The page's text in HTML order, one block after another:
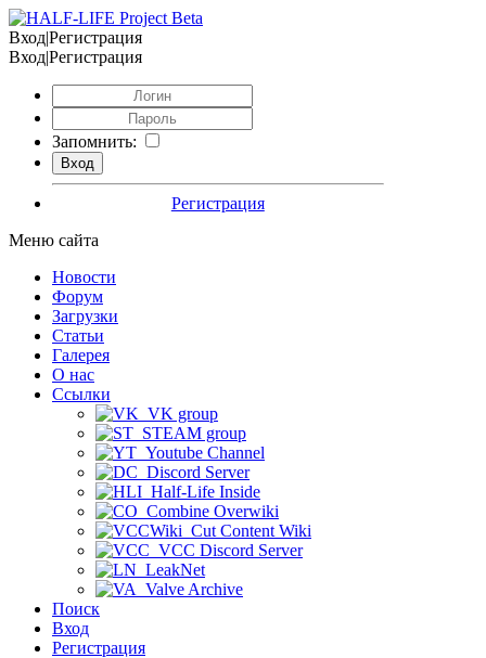
Вход|Регистрация
Вход|Регистрация
Запомнить:
Регистрация
Меню сайта
Новости
Форум
Загрузки
Статьи
Галерея
О нас
Ссылки
VK group
STEAM group
Youtube Channel
Discord Server
Half-Life Inside
Combine Overwiki
Cut Content Wiki
VCC Discord Server
LeakNet
Valve Archive
Поиск
Вход
Регистрация